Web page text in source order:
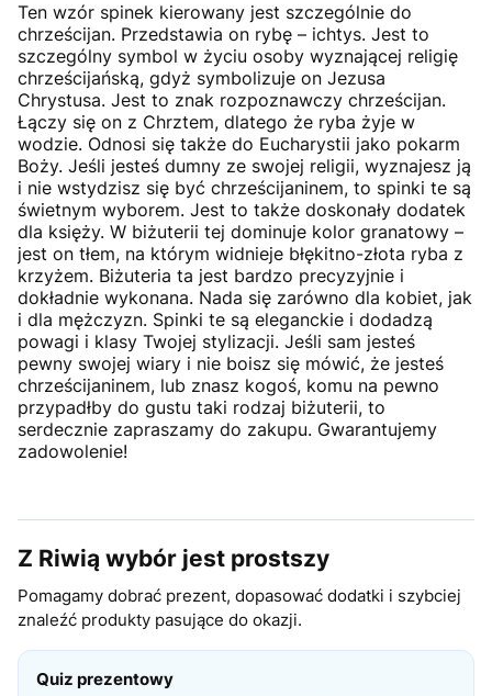
Ten wzór spinek kierowany jest szczególnie do
chrześcijan. Przedstawia on rybę – ichtys. Jest to
szczególny symbol w życiu osoby wyznającej religię
chrześcijańską, gdyż symbolizuje on Jezusa
Chrystusa. Jest to znak rozpoznawczy chrześcijan.
Łączy się on z Chrztem, dlatego że ryba żyje w
wodzie. Odnosi się także do Eucharystii jako pokarm
Boży. Jeśli jesteś dumny ze swojej religii, wyznajesz ją
i nie wstydzisz się być chrześcijaninem, to spinki te są
świetnym wyborem. Jest to także doskonały dodatek
dla księży. W biżuterii tej dominuje kolor granatowy –
jest on tłem, na którym widnieje błękitno-złota ryba z
krzyżem. Biżuteria ta jest bardzo precyzyjnie i
dokładnie wykonana. Nada się zarówno dla kobiet, jak
i dla mężczyzn. Spinki te są eleganckie i dodadzą
powagi i klasy Twojej stylizacji. Jeśli sam jesteś
pewny swojej wiary i nie boisz się mówić, że jesteś
chrześcijaninem, lub znasz kogoś, komu na pewno
przypadłby do gustu taki rodzaj biżuterii, to
serdecznie zapraszamy do zakupu. Gwarantujemy
zadowolenie!
Z Riwią wybór jest prostszy
Pomagamy dobrać prezent, dopasować dodatki i szybciej
znaleźć produkty pasujące do okazji.
Quiz prezentowy